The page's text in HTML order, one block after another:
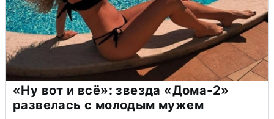
«Ну вот и всё»: звезда «Дома-2»
развелась с молодым мужем